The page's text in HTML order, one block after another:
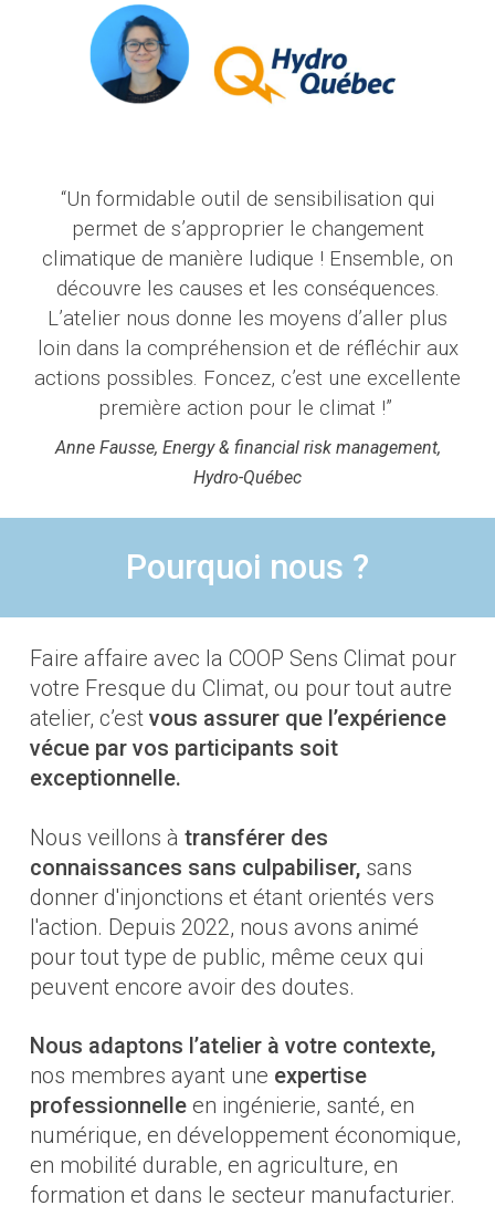
“Un formidable outil de sensibilisation qui
permet de s’approprier le changement
climatique de manière ludique ! Ensemble, on
découvre les causes et les conséquences.
L’atelier nous donne les moyens d’aller plus
loin dans la compréhension et de réfléchir aux
actions possibles. Foncez, c’est une excellente
première action pour le climat !”
Anne Fausse, Energy & financial risk management,
Hydro-Québec
Pourquoi nous ?
Faire affaire avec la COOP Sens Climat pour
votre Fresque du Climat, ou pour tout autre
atelier, c’est vous assurer que l’expérience
vécue par vos participants soit
exceptionnelle.
Nous veillons àtransférer des
connaissances sans culpabiliser, sans
donner d'injonctions et étant orientés vers
l'action. Depuis 2022, nous avons animé
pour tout type de public, même ceux qui
peuvent encore avoir des doutes.
Nous adaptons l’atelier à votre contexte,
nos membres ayant une expertise
professionnelleen ingénierie, santé, en
numérique,endéveloppement économique,
en mobilité durable, en agriculture, en
formation et dans le secteur manufacturier.